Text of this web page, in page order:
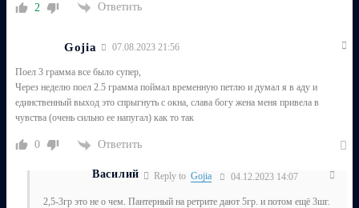
2 Ответить
Gojia 07.08.2023 21:56
Поел 3 грамма все было супер,
Через неделю поел 2.5 грамма поймал временную петлю и думал я в аду и
единственный выход это спрыгнуть с окна, слава богу жена меня привела в
чувства (очень сильно ее напугал) как то так
0 Ответить
Василий Reply to Gojia 04.12.2023 14:07
2,5-3гр это не о чем. Пантерный на ретрите дают 5гр. и потом ещё 3шг.